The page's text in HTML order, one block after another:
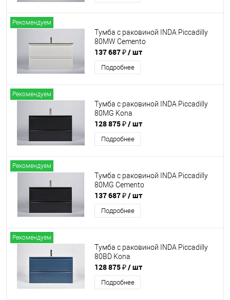
Рекомендуем
Тумба с раковиной INDA Piccadilly
80MW Cemento
137 687 ₽/ шт
Подробнее
Рекомендуем
Тумба с раковиной INDA Piccadilly
80MG Kona
128 875 ₽/ шт
Подробнее
Рекомендуем
Тумба с раковиной INDA Piccadilly
80MG Cemento
137 687 ₽/ шт
Подробнее
Рекомендуем
Тумба с раковиной INDA Piccadilly
80BD Kona
128 875 ₽/ шт
Подробнее